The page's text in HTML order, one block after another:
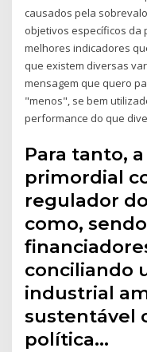
causados pela
objetivos específicos da
melhores indicadores
que existem diversas
mensagem que quero
"menos", se bem
performance do que
Para tanto,
primordial
regulador
como,
conciliando
industrial
sustentável
política…